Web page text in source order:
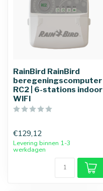
RainBird RainBird
beregeningscomputer
RC2 | 6-stations indoor
WIFI
€129,12
Levering binnen 1-3
werkdagen